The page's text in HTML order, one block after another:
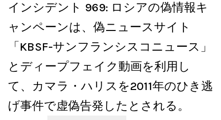
インシデント 969: ロシアの偽情報キ
ャンペーンは、偽ニュースサイト
「KBSF-サンフランシスコニュース」
とディープフェイク動画を利用し
て、カマラ・ハリスを2011年のひき逃
げ事件で虚偽告発したとされる。